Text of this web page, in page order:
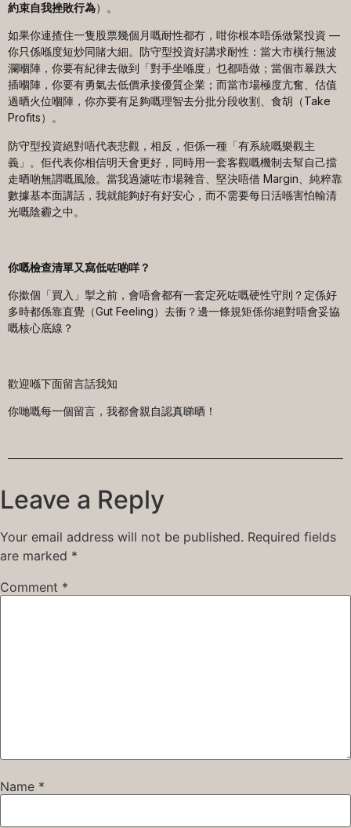
約束自我挫敗行為）。
如果你連揸住一隻股票幾個月嘅耐性都冇，咁你根本唔係做緊投資 —
你只係喺度短炒同賭大細。防守型投資好講求耐性：當大市橫行無波
瀾嗰陣，你要有紀律去做到「對手坐喺度」乜都唔做；當個市暴跌大
插嗰陣，你要有勇氣去低價承接優質企業；而當市場極度亢奮、估值
過晒火位嗰陣，你亦要有足夠嘅理智去分批分段收割、食胡（Take
Profits）。
防守型投資絕對唔代表悲觀，相反，佢係一種「有系統嘅樂觀主
義」。佢代表你相信明天會更好，同時用一套客觀嘅機制去幫自己擋
走晒啲無謂嘅風險。當我過濾咗市場雜音、堅決唔借 Margin、純粹靠
數據基本面講話，我就能夠好有好安心，而不需要每日活喺害怕輸清
光嘅陰霾之中。
你嘅檢查清單又寫低咗啲咩？
你撳個「買入」掣之前，會唔會都有一套定死咗嘅硬性守則？定係好
多時都係靠直覺（Gut Feeling）去衝？邊一條規矩係你絕對唔會妥協
嘅核心底線？
歡迎喺下面留言話我知
你哋嘅每一個留言，我都會親自認真睇晒！
Leave a Reply
Your email address will not be published. Required fields
are marked *
Comment *
Name *